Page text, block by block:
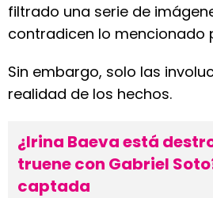
filtrado una serie de
contradicen lo mencionado
Sin embargo, solo las
realidad de los hechos.
¿Irina Baeva está
truene con Gabriel
captada